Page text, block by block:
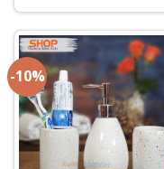
-10%